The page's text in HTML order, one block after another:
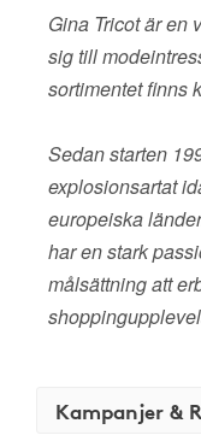
Gina Tricot är en
sig till
sortimentet finns
Sedan starten
explosionsartat
europeiska
har en stark
målsättning att
Kampanjer &